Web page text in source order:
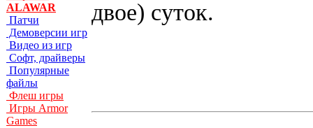
ALAWAR
Патчи
Демоверсии игр
Видео из игр
Софт, драйверы
Популярные
файлы
Флеш игры
Игры Armor
Games
двое) суток.